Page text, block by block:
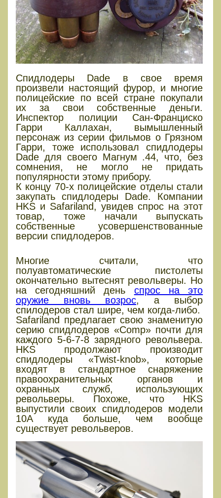
Спидлодеры Dade в свое время
произвели настоящий фурор, и многие
полицейские по всей стране покупали
их за свои собственные деньги.
Инспектор полиции Сан-Франциско
Гарри Каллахан, вымышленный
персонаж из серии фильмов о Грязном
Гарри, тоже использовал спидлодеры
Dade для своего Магнум .44, что, без
сомнения, не могло не придать
популярности этому прибору.
К концу 70-х полицейские отделы стали
закупать спидлодеры Dade. Компании
HKS и Safariland, увидев спрос на этот
товар, тоже начали выпускать
собственные усовершенствованные
версии спидлодеров.
Многие считали, что
полуавтоматические пистолеты
окончательно вытеснят револьверы. Но
на сегодняшний день спрос на это
оружие вновь возрос, а выбор
спилодеров стал шире, чем когда-либо.
Safariland предлагает свою знаменитую
серию спидлодеров «Comp» почти для
каждого 5-6-7-8 зарядного револьвера.
HKS продолжают производит
спидлодеры «Тwist-knob», которые
входят в стандартное снаряжение
правоохранительных органов и
охранных служб, использующих
револьверы. Похоже, что HKS
выпустили своих спидлодеров модели
10А куда больше, чем вообще
существует револьверов.